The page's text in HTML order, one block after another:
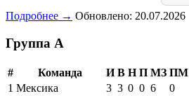
Подробнее → Обновлено: 20.07.2026
Группа A
# Команда И В Н П МЗ ПМ
1 Мексика 3 3 0 0 6 0